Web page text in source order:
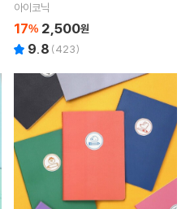
아이코닉
17% 2,500원
9.8 (423)